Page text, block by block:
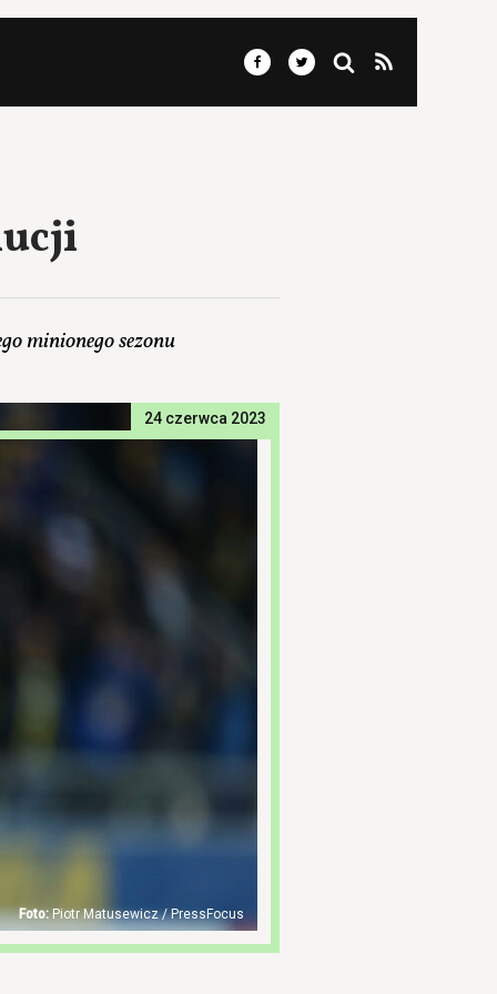
minionego sezonu
24 czerwca 2023
Piotr Matusewicz / PressFocus